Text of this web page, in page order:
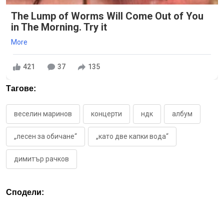
The Lump of Worms Will Come Out of You
in The Morning. Try it
More
421 37 135
Тагове:
веселин маринов концерти ндк албум
„лесен за обичане“ „като две капки вода“
димитър рачков
Сподели: